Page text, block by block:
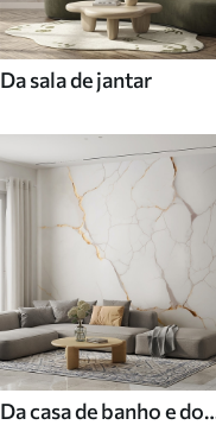
Da sala de jantar
Da casa de banho e do